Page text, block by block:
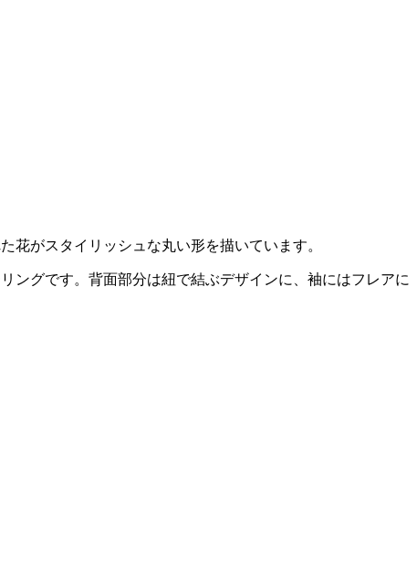
花がスタイリッシュな丸い形を描いています。
ングです。背面部分は紐で結ぶデザインに、袖にはフレアに